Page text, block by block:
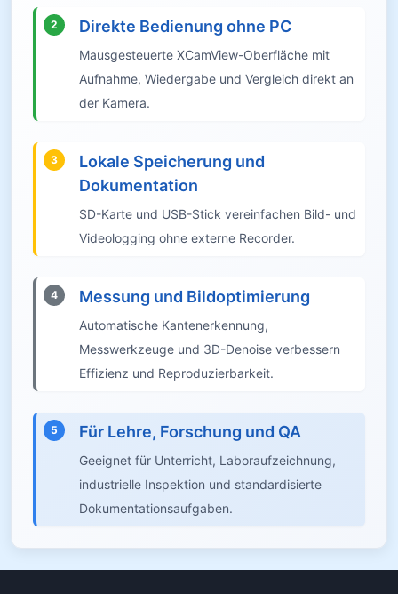
2 Direkte Bedienung ohne PC
Mausgesteuerte XCamView-Oberfläche mit
Aufnahme, Wiedergabe und Vergleich direkt an
der Kamera.
3
Lokale Speicherung und
Dokumentation
SD-Karte und USB-Stick vereinfachen Bild- und
Videologging ohne externe Recorder.
4 Messung und Bildoptimierung
Automatische Kantenerkennung,
Messwerkzeuge und 3D-Denoise verbessern
Effizienz und Reproduzierbarkeit.
5 Für Lehre, Forschung und QA
Geeignet für Unterricht, Laboraufzeichnung,
industrielle Inspektion und standardisierte
Dokumentationsaufgaben.